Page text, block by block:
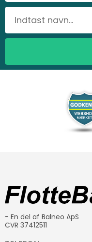
- En del af Balneo ApS
CVR 37412511